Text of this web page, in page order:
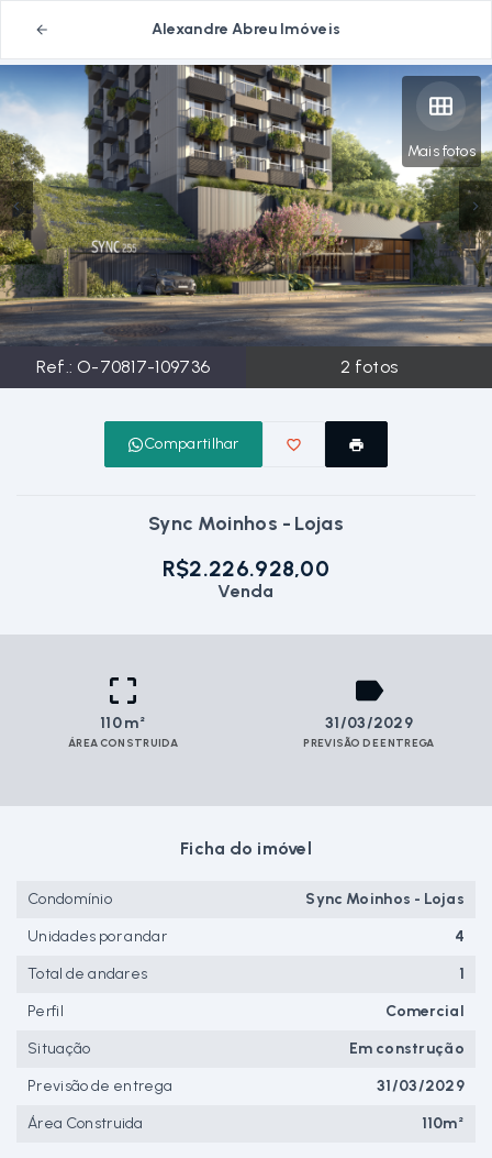
Alexandre Abreu Imóveis
Mais fotos
Ref.: O-70817-109736 2 fotos
Compartilhar
Sync Moinhos - Lojas
R$2.226.928,00
Venda
110 m²
ÁREA CONSTRUIDA
31/03/2029
PREVISÃO DE ENTREGA
Ficha do imóvel
Condomínio
Sync Moinhos - Lojas
Unidades por andar
4
Total de andares
1
Perfil
Comercial
Situação
Em construção
Previsão de entrega
31/03/2029
Área Construida
110m²